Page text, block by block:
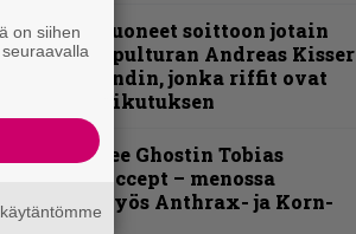
”He ovat tuoneet soittoon jotain
uutta” – Sepulturan Andreas Kisser
nimeää bändin, jonka riffit ovat
tehneet vaikutuksen
Näin lähtee Ghostin Tobias
Forgelta Accept – menossa
mukana myös Anthrax- ja Korn-
miehistöä
on siihen